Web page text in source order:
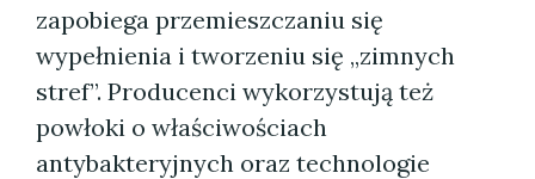
zapobiega przemieszczaniu się
wypełnienia i tworzeniu się „zimnych
stref”. Producenci wykorzystują też
powłoki o właściwościach
antybakteryjnych oraz technologie